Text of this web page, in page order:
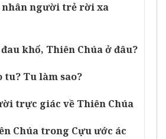
nhân người trẻ rời xa
khổ, Thiên Chúa ở đâu?
tu? Tu làm sao?
trực giác về Thiên Chúa
Chúa trong Cựu ước ác